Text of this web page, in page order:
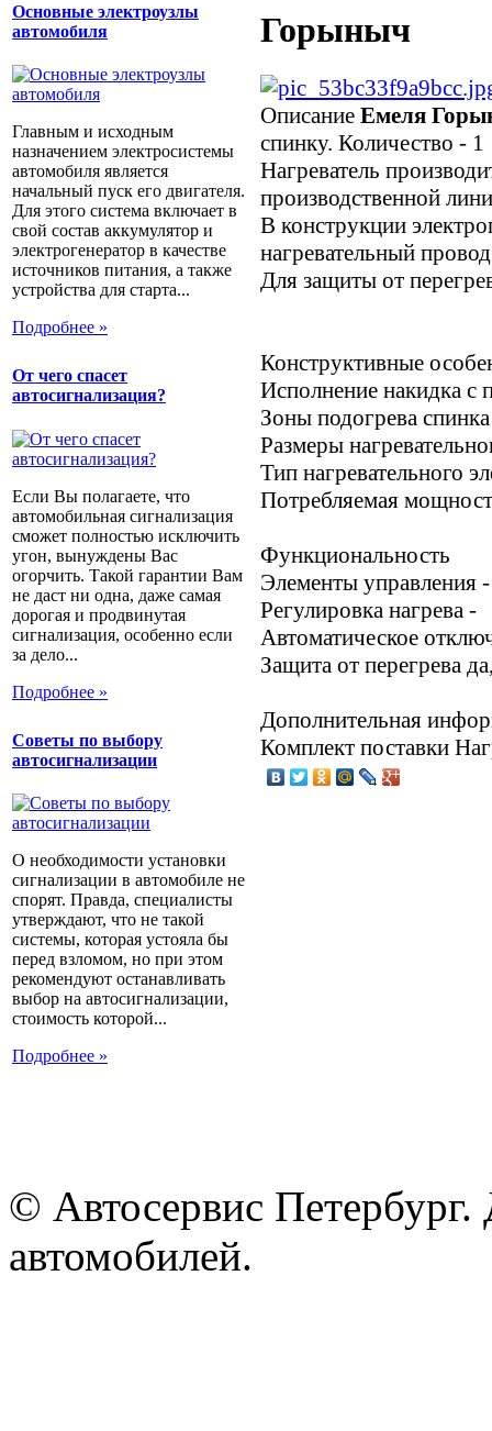
Основные электроузлы
автомобиля
Главным и исходным
назначением электросистемы
автомобиля является
начальный пуск его двигателя.
Для этого система включает в
свой состав аккумулятор и
электрогенератор в качестве
источников питания, а также
устройства для старта...
Подробнее »
От чего спасет
автосигнализация?
Если Вы полагаете, что
автомобильная сигнализация
сможет полностью исключить
угон, вынуждены Вас
огорчить. Такой гарантии Вам
не даст ни одна, даже самая
дорогая и продвинутая
сигнализация, особенно если
за дело...
Подробнее »
Советы по выбору
автосигнализации
О необходимости установки
сигнализации в автомобиле не
спорят. Правда, специалисты
утверждают, что не такой
системы, которая устояла бы
перед взломом, но при этом
рекомендуют останавливать
выбор на автосигнализации,
стоимость которой...
Подробнее »
Горыныч
Описание Емеля
спинку. Количество - 1
Нагреватель
производственной
В конструкции
нагревательный
Для защиты от
Конструктивные
Исполнение накидка с
Зоны подогрева
Размеры
Тип нагревательного
Потребляемая
Функциональность
Элементы управления -
Регулировка нагрева -
Автоматическое
Защита от перегрева
Дополнительная
Комплект поставки
© Автосервис
автомобилей.